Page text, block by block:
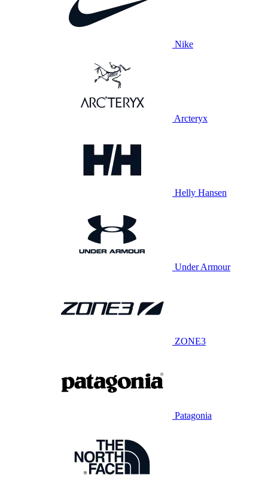
Nike
Arcteryx
Helly Hansen
Under Armour
ZONE3
Patagonia